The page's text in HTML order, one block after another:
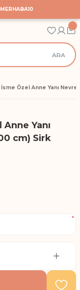
ARA
İsme Özel Anne Yanı
Yanı
cm) Sirk
*